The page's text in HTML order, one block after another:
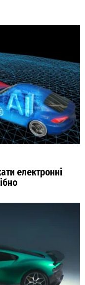
електронні